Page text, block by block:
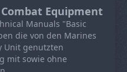
Combat Equipment
Manuals "Basic
die von den Marines
Unit genutzten
mit sowie ohne